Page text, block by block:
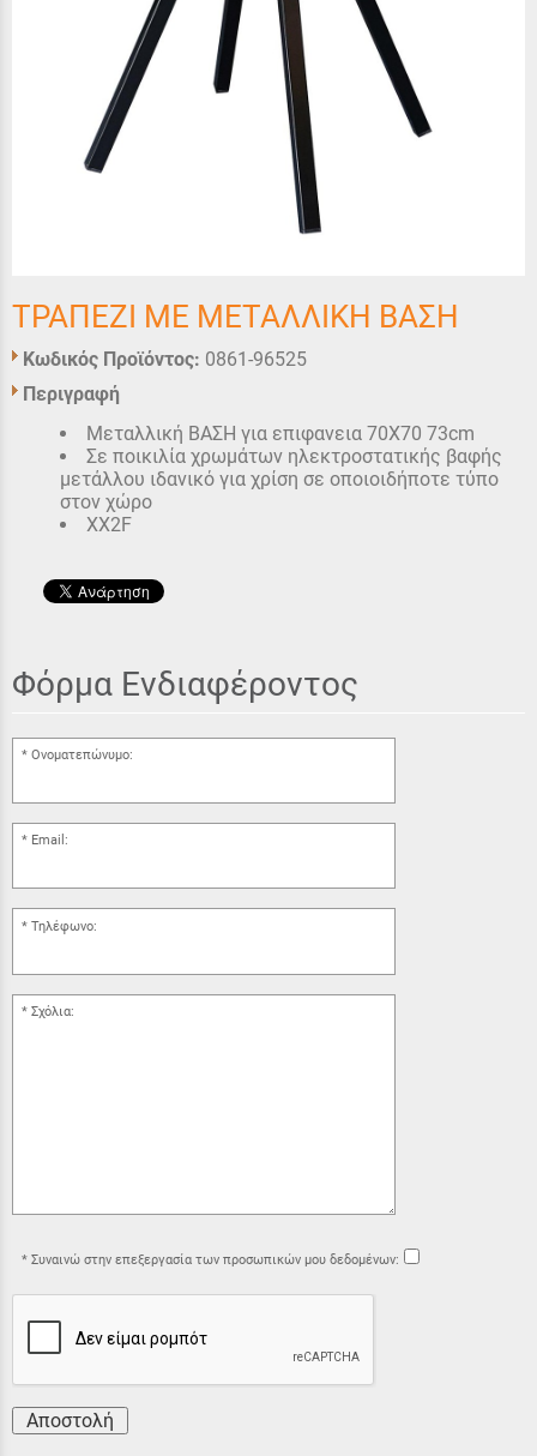
ΤΡΑΠΕΖΙ ΜΕ ΜΕΤΑΛΛΙΚΗ ΒΑΣΗ
Κωδικός Προϊόντος: 0861-96525
Περιγραφή
Μεταλλική ΒΑΣΗ για επιφανεια 70Χ70 73cm
Σε ποικιλία χρωμάτων ηλεκτροστατικής βαφής
μετάλλου ιδανικό για χρίση σε οποιοιδήποτε τύπο
στον χώρο
XX2F
Φόρμα Ενδιαφέροντος
Ονοματεπώνυμο:
Email:
Τηλέφωνο:
Σχόλια:
Συναινώ στην επεξεργασία των προσωπικών μου δεδομένων:
Αποστολή